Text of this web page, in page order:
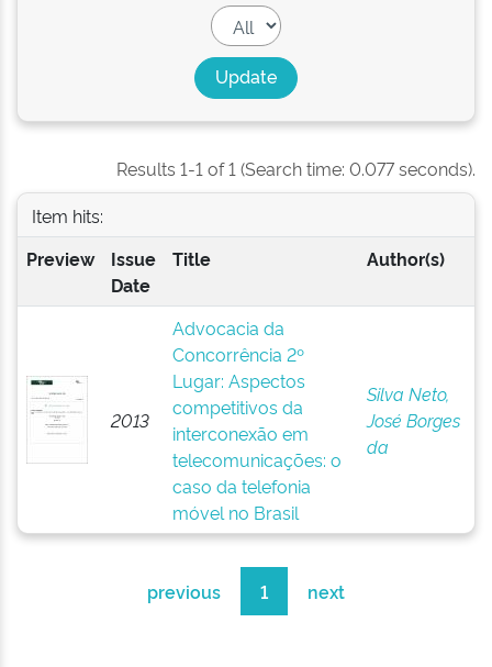
Results 1-1 of 1 (Search time: 0.077 seconds).
Item hits:
Preview
Issue
Date
Title Author(s)
2013
Advocacia da
Concorrência 2º
Lugar: Aspectos
competitivos da
interconexão em
telecomunicações: o
caso da telefonia
móvel no Brasil
Silva Neto,
José Borges
da
previous 1 next